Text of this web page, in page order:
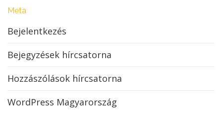
Meta
Bejelentkezés
Bejegyzések hírcsatorna
Hozzászólások hírcsatorna
WordPress Magyarország